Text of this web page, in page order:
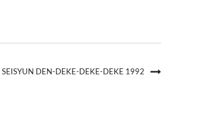
SEISYUN DEN-DEKE-DEKE-DEKE 1992